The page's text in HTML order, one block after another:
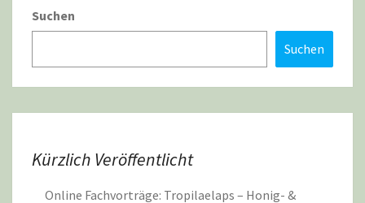
Suchen
Suchen
Kürzlich Veröffentlicht
Online Fachvorträge: Tropilaelaps – Honig- &